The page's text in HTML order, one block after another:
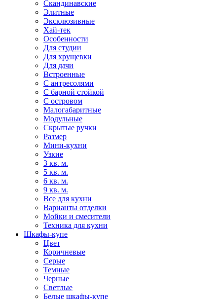
Скандинавские
Элитные
Эксклюзивные
Хай-тек
Особенности
Для студии
Для хрущевки
Для дачи
Встроенные
С антресолями
С барной стойкой
С островом
Малогабаритные
Модульные
Скрытые ручки
Размер
Мини-кухни
Узкие
3 кв. м.
5 кв. м.
6 кв. м.
9 кв. м.
Все для кухни
Варианты отделки
Мойки и смесители
Техника для кухни
Шкафы-купе
Цвет
Коричневые
Серые
Темные
Черные
Светлые
Белые шкафы-купе